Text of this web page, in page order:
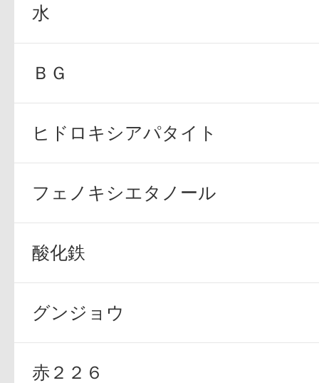
水
ＢＧ
ヒドロキシアパタイト
フェノキシエタノール
酸化鉄
グンジョウ
赤２２６